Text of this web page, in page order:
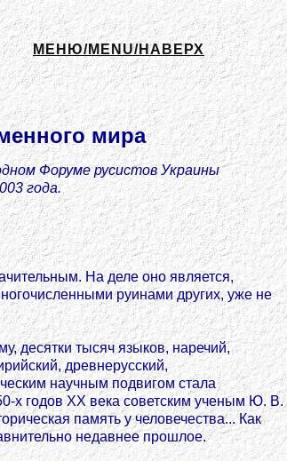
МЕНЮ/MENU/НАВЕРХ
мира
Форуме русистов Украины
года.
На деле оно является,
руинами других, уже не
десятки тысяч языков, наречий,
древнерусский,
научным подвигом стала
х годов XX века советским ученым Ю. В.
память у человечества... Как
недавнее прошлое.